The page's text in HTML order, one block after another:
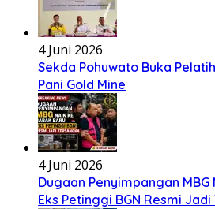
4 Juni 2026
Sekda Pohuwato Buka
Pani Gold Mine
4 Juni 2026
Dugaan Penyimpangan
Eks Petinggi BGN Resmi